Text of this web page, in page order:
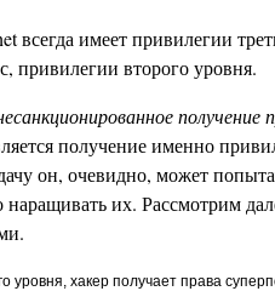
всегда имеет привилегии
привилегии второго уровня.
получение
получение именно
он, очевидно, может
их. Рассмотрим
уровня, хакер получает права